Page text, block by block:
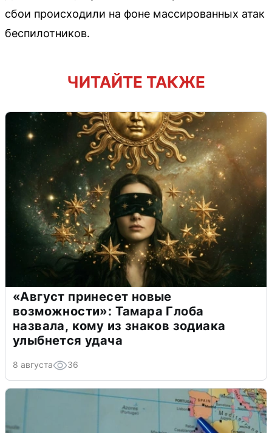
сбои происходили на фоне массированных атак
беспилотников.
ЧИТАЙТЕ ТАКЖЕ
«Август принесет новые
возможности»: Тамара Глоба
назвала, кому из знаков зодиака
улыбнется удача
8 августа 36